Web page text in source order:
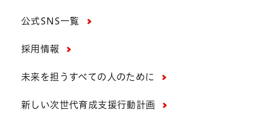
公式SNS一覧
採用情報
未来を担うすべての人のために
新しい次世代育成支援行動計画